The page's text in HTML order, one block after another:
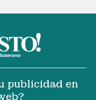
publicidad en